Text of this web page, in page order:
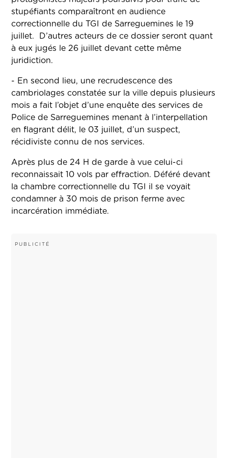
stupéfiants comparaîtront en audience
correctionnelle du TGI de Sarreguemines le 19
juillet. D’autres acteurs de ce dossier seront quant
à eux jugés le 26 juillet devant cette même
juridiction.
- En second lieu, une recrudescence des
cambriolages constatée sur la ville depuis plusieurs
mois a fait l’objet d’une enquête des services de
Police de Sarreguemines menant à l’interpellation
en flagrant délit, le 03 juillet, d’un suspect,
récidiviste connu de nos services.
Après plus de 24 H de garde à vue celui-ci
reconnaissait 10 vols par effraction. Déféré devant
la chambre correctionnelle du TGI il se voyait
condamner à 30 mois de prison ferme avec
incarcération immédiate.